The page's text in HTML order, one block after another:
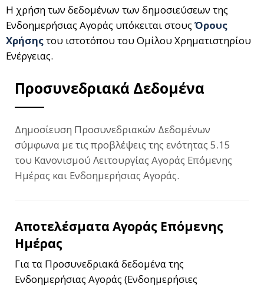
Η χρήση των δεδομένων των δημοσιεύσεων της
Ενδοημερήσιας Αγοράς υπόκειται στους Όρους
Χρήσηςτου ιστοτόπου του Ομίλου Χρηματιστηρίου
Ενέργειας.
Προσυνεδριακά Δεδομένα
Δημοσίευση Προσυνεδριακών Δεδομένων
σύμφωνα με τις προβλέψεις της ενότητας 5.15
του Κανονισμού Λειτουργίας Αγοράς Επόμενης
Ημέρας και Ενδοημερήσιας Αγοράς.
Αποτελέσματα Αγοράς Επόμενης
Ημέρας
Για τα Προσυνεδριακά δεδομένα της
Ενδοημερήσιας Αγοράς (Ενδοημερήσιες